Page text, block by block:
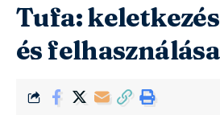
Tufa:
és felhasználása